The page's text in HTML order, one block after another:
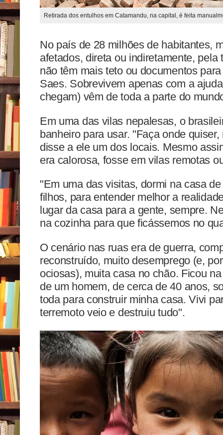
Retirada dos entulhos em Catamandu, na capital, é feita
No país de 28 milhões de habitantes,
afetados, direta ou indiretamente,
não têm mais teto ou documentos
Saes. Sobrevivem apenas com a
chegam) vêm de toda a parte do
Em uma das vilas nepalesas, o
banheiro para usar. "Faça onde
disse a ele um dos locais. Mesmo
era calorosa, fosse em vilas remotas
"Em uma das visitas, dormi na casa
filhos, para entender melhor a
lugar da casa para a gente, sempre.
na cozinha para que ficássemos no
O cenário nas ruas era de guerra,
reconstruído, muito desemprego (e,
ociosas), muita casa no chão. Ficou
de um homem, de cerca de 40 anos,
toda para construir minha casa. Vivi
terremoto veio e destruiu tudo".